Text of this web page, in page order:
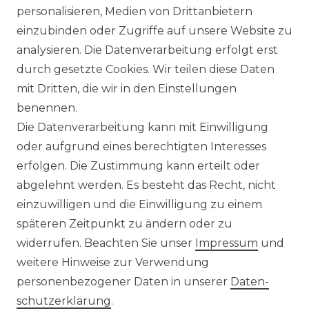
WIDERRUFSFORMULAR
DATENSCHUTZERKLÄRUNG
NEWSLETTER & KATALOG
MÖBEL AUFBAUANLEITUNGEN
UNTERNEHMEN
ÜBER UNS
PHILOSOPHIE
LIVIPUR MÖBEL
personalisieren, Medien von Drittanbietern
einzubinden oder Zugriffe auf unsere Website zu
analysieren. Die Datenverarbeitung erfolgt erst
durch gesetzte Cookies. Wir teilen diese Daten
mit Dritten, die wir in den Einstellungen
benennen.
Die Datenverarbeitung kann mit Einwilligung
oder aufgrund eines berechtigten Interesses
erfolgen. Die Zustimmung kann erteilt oder
abgelehnt werden. Es besteht das Recht, nicht
einzuwilligen und die Einwilligung zu einem
späteren Zeitpunkt zu ändern oder zu
widerrufen. Beachten Sie unser Impressum und
weitere Hinweise zur Verwendung
personenbezogener Daten in unserer Daten­
schutz­erklärung.